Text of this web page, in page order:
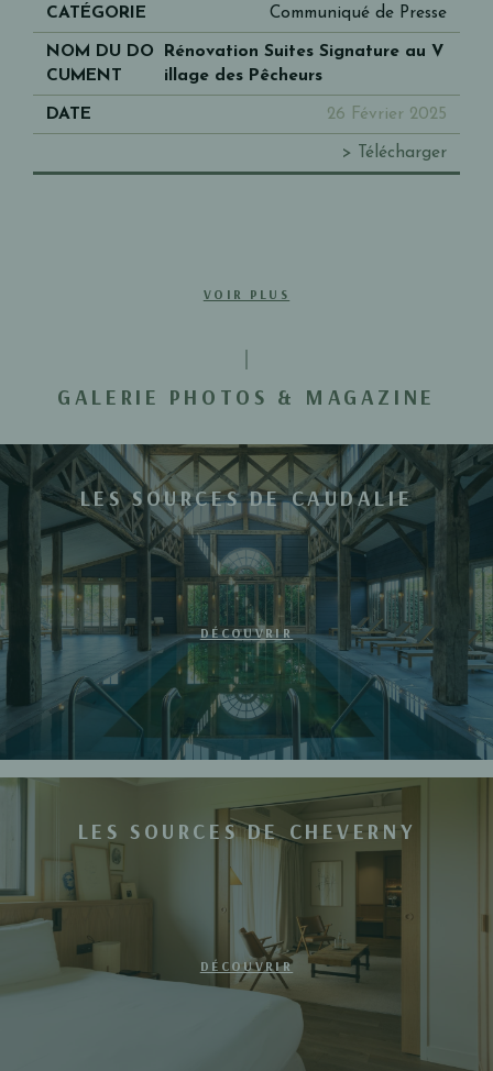
Communiqué de Presse
Rénovation Suites Signature au V
illage des Pêcheurs
26 Février 2025
> Télécharger
VOIR PLUS
GALERIE PHOTOS & MAGAZINE
LES SOURCES DE CAUDALIE
DÉCOUVRIR
LES SOURCES DE CHEVERNY
DÉCOUVRIR